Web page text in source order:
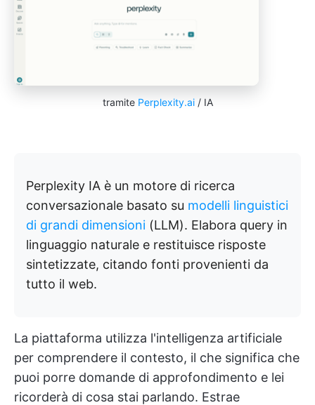
tramite Perplexity.ai/ IA
Perplexity IA è un motore di ricerca
conversazionale basato su modelli linguistici
di grandi dimensioni (LLM). Elabora query in
linguaggio naturale e restituisce risposte
sintetizzate, citando fonti provenienti da
tutto il web.
La piattaforma utilizza l'intelligenza artificiale
per comprendere il contesto, il che significa che
puoi porre domande di approfondimento e lei
ricorderà di cosa stai parlando. Estrae